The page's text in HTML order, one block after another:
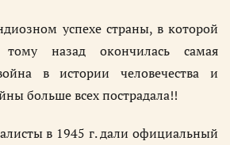
успехе страны, в которой
назад окончилась самая
в истории человечества и
больше всех пострадала!!
в 1945 г. дали официальный